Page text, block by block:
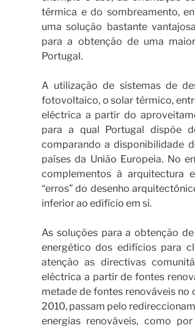
térmica e do sombreamento,
uma solução bastante
para a obtenção de uma
Portugal.
A utilização de sistemas de
fotovoltaico, o solar térmico,
eléctrica a partir do
para a qual Portugal dispõe
comparando a disponibilidade
países da União Europeia. No
complementos à arquitectura
“erros” do desenho
inferior ao edifício em si.
As soluções para a obtenção
energético dos edifícios para
atenção as directivas
eléctrica a partir de fontes
metade de fontes renováveis
2010, passam pelo
energias renováveis, como